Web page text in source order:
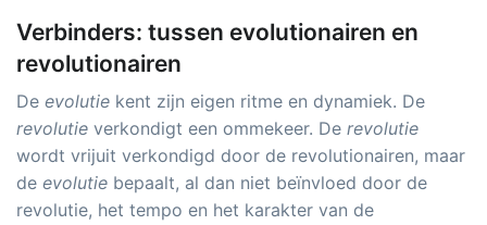
Verbinders: tussen evolutionairen en
revolutionairen
De evolutie kent zijn eigen ritme en dynamiek. De
revolutie verkondigt een ommekeer. De revolutie
wordt vrijuit verkondigd door de revolutionairen, maar
de evolutie bepaalt, al dan niet beïnvloed door de
revolutie, het tempo en het karakter van de